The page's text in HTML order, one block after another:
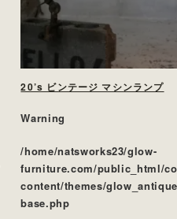
20’s ビンテージ マシンランプ
Warning
/home/natsworks23/glow-
furniture.com/public_html/
content/themes/
base.php